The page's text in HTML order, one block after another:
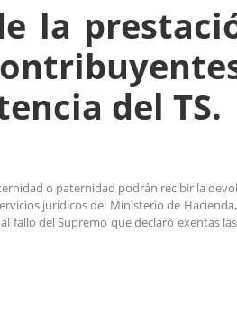
la
del TS.
o paternidad podrán recibir la
jurídicos del Ministerio de
fallo del Supremo que declaró exentas